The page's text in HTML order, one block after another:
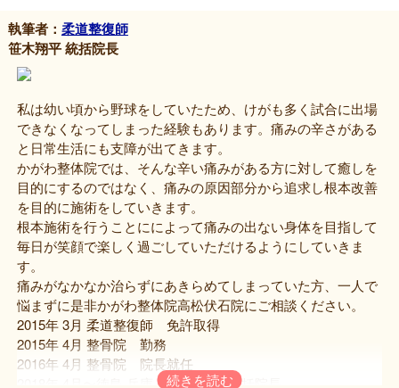
執筆者： 柔道整復師
笹木翔平 統括院長
私は幼い頃から野球をしていたため、けがも多く試合に出場
できなくなってしまった経験もあります。痛みの辛さがある
と日常生活にも支障が出てきます。
かがわ整体院では、そんな辛い痛みがある方に対して癒しを
目的にするのではなく、痛みの原因部分から追求し根本改善
を目的に施術をしていきます。
根本施術を行うことにによって痛みの出ない身体を目指して
毎日が笑顔で楽しく過ごしていただけるようにしていきま
す。
痛みがなかなか治らずにあきらめてしまっていた方、一人で
悩まずに是非かがわ整体院高松伏石院にご相談ください。
2015年 3月 柔道整復師 免許取得
2015年 4月 整骨院 勤務
2016年 4月 整骨院 院長就任
2018年 4月〜徳島 兵庫 香川 13院 統括院長